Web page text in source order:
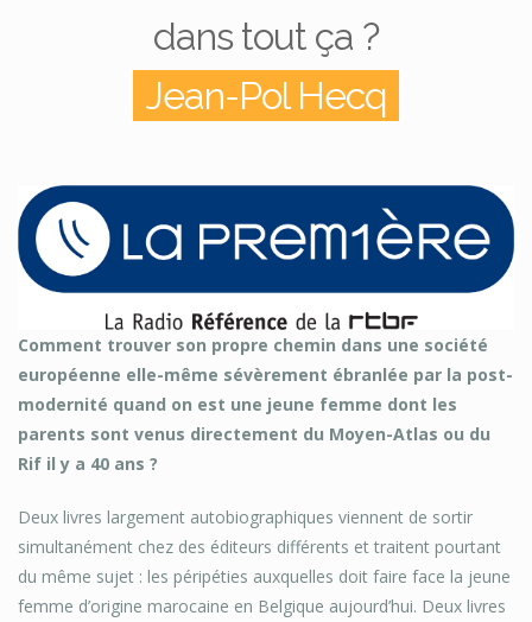
dans tout ça ?
Jean-Pol Hecq
Comment trouver son propre chemin dans une société
européenne elle-même sévèrement ébranlée par la post-
modernité quand on est une jeune femme dont les
parents sont venus directement du Moyen-Atlas ou du
Rif il y a 40 ans ?
Deux livres largement autobiographiques viennent de sortir
simultanément chez des éditeurs différents et traitent pourtant
du même sujet : les péripéties auxquelles doit faire face la jeune
femme d’origine marocaine en Belgique aujourd’hui. Deux livres